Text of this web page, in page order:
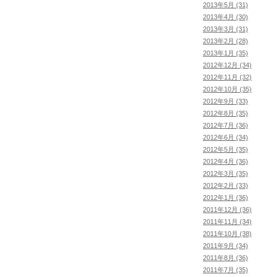
2013年5月 (31)
2013年4月 (30)
2013年3月 (31)
2013年2月 (28)
2013年1月 (35)
2012年12月 (34)
2012年11月 (32)
2012年10月 (35)
2012年9月 (33)
2012年8月 (35)
2012年7月 (36)
2012年6月 (34)
2012年5月 (35)
2012年4月 (36)
2012年3月 (35)
2012年2月 (33)
2012年1月 (36)
2011年12月 (36)
2011年11月 (34)
2011年10月 (38)
2011年9月 (34)
2011年8月 (36)
2011年7月 (35)